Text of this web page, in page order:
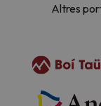
Altres